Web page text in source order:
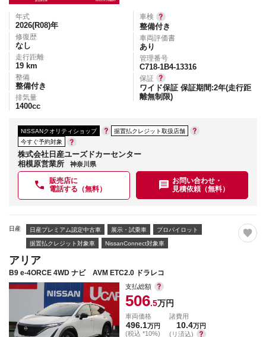
年式
2026(R08)年
修復歴
なし
走行距離
19 km
整備
整備付き
排気量
1400cc
車検
整備付き
車両評価書
あり
管理番号
C718-1B4-13316
保証
ワイド保証 保証期間:2年(走行距
離無制限)
NISSANクオリティショップ
据置払クレジット取扱店舗
今すぐ予約対象
株式会社日産ユーズドカーセンター
相模原営業所
神奈川県
販売店に
電話する（無料）
お問い合わせ・
見積依頼（無料）
日産 日産プレミアム認定中古車 展示・試乗車 プロパイロット
据置払クレジット対象車 NissanConnect対象車
アリア
B9 e-4ORCE 4WD ナビ AVM ETC2.0 ドラレコ
支払総額
506.5万円
車両価格
496.1万円
(税込 *10%)
諸費用
10.4万円
(リ済込)